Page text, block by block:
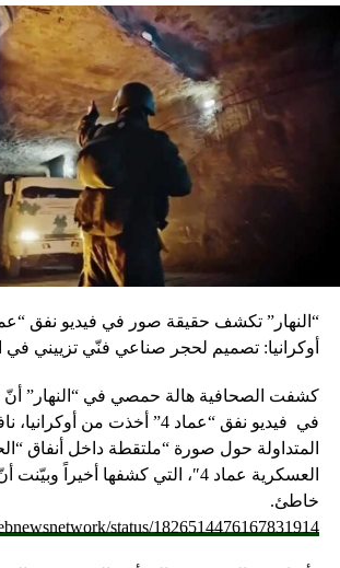
أوكرانيا: تصميم لحجر صناعي فنّي تزييني في
كشفت الصحافية هالة حمصي في “النهار” أنّ
في فيديو
نفق “عماد 4” أخذت من
المتداولة حول صورة “ملتقطة داخل أنفاق
العسكرية عماد 4″، التي كشفها أخيراً
خاطئ.
status/1826514476167831914